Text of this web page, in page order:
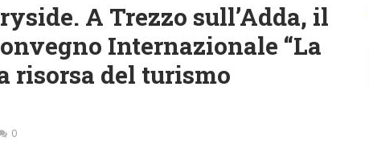
A Trezzo sull’Adda, il
Internazionale “La
risorsa del turismo
0